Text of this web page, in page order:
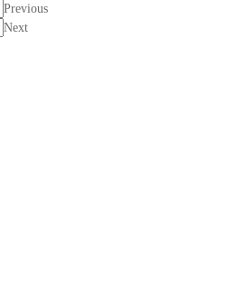
Previous
Next